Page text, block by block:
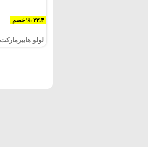
٣٣.٣ % خصم
لولو هايبرماركت